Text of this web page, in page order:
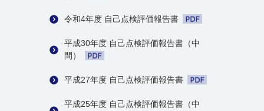
令和4年度 自己点検評価報告書
平成30年度 自己点検評価報告書（中
間）
平成27年度 自己点検評価報告書
平成25年度 自己点検評価報告書（中